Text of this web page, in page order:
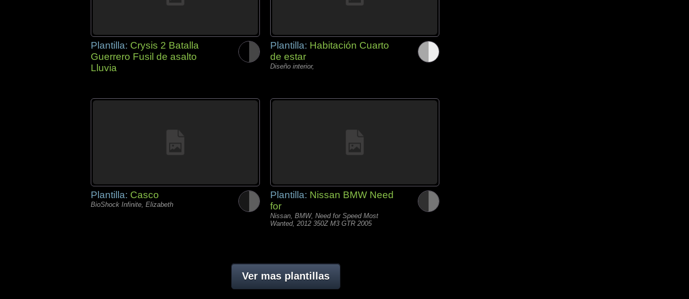
Plantilla: Crysis 2 Batalla
Guerrero Fusil de asalto
Lluvia
Plantilla: Habitación Cuarto
de estar
Diseño interior,
Plantilla: Casco
BioShock Infinite, Elizabeth
Plantilla: Nissan BMW Need
for
Nissan, BMW, Need for Speed Most
Wanted, 2012 350Z M3 GTR 2005
Ver mas plantillas